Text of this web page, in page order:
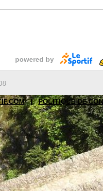
powered by
| POLITIQUE DE